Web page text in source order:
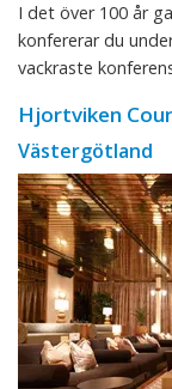
I det över 100 år
konfererar du
vackraste
Hjortviken
Västergötland